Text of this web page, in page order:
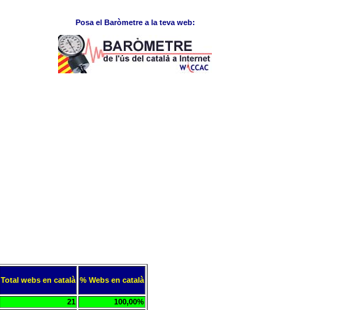
Posa el Baròmetre a la teva web:
Total webs en català % Webs en català
21
100,00%